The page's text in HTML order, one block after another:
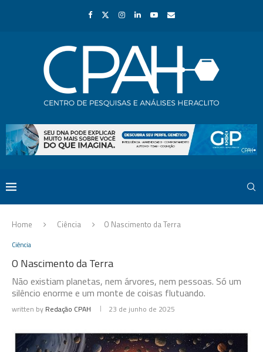
Home Ciência O Nascimento da Terra
Ciência
O Nascimento da Terra
Não existiam planetas, nem árvores, nem pessoas. Só um
silêncio enorme e um monte de coisas flutuando.
written by Redação CPAH 23 de junho de 2025